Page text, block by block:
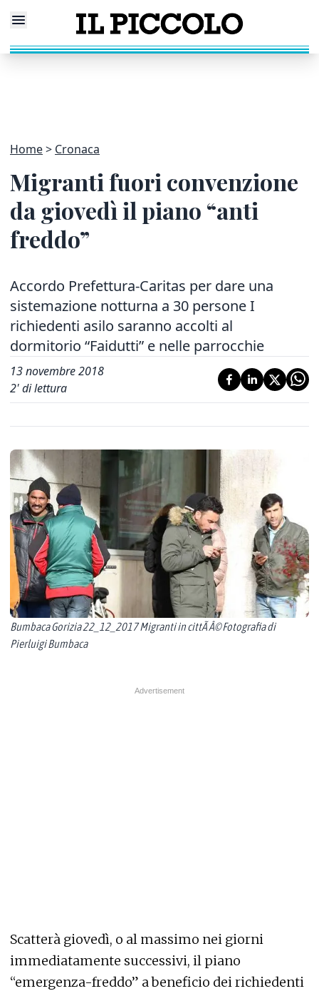
Home Cronaca
Migranti fuori convenzione
da giovedì il piano “anti
freddo”
Accordo Prefettura-Caritas per dare una
sistemazione notturna a 30 persone I
richiedenti asilo saranno accolti al
dormitorio “Faidutti” e nelle parrocchie
13 novembre 2018
2' di lettura
Bumbaca Gorizia 22_12_2017 Migranti in cittÃ Â© Fotografia di
Pierluigi Bumbaca
Scatterà giovedì, o al massimo nei giorni
immediatamente successivi, il piano
“emergenza-freddo” a beneficio dei richiedenti